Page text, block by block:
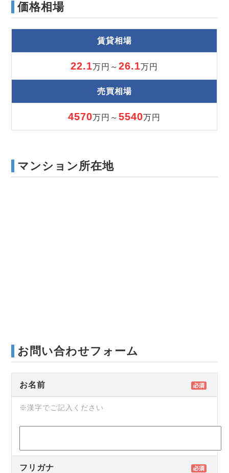
価格相場
賃貸相場
22.1万円～26.1万円
売買相場
4570万円～5540万円
マンション所在地
お問い合わせフォーム
お名前
※漢字でご記入ください
フリガナ